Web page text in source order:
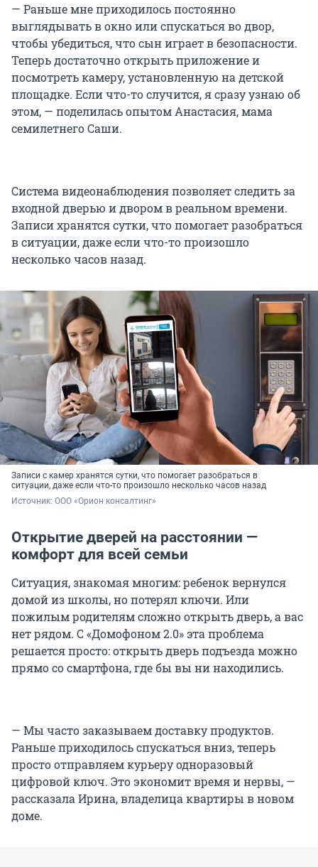
— Раньше мне приходилось постоянно
выглядывать в окно или спускаться во двор,
чтобы убедиться, что сын играет в безопасности.
Теперь достаточно открыть приложение и
посмотреть камеру, установленную на детской
площадке. Если что-то случится, я сразу узнаю об
этом, — поделилась опытом Анастасия, мама
семилетнего Саши.
Система видеонаблюдения позволяет следить за
входной дверью и двором в реальном времени.
Записи хранятся сутки, что помогает разобраться
в ситуации, даже если что-то произошло
несколько часов назад.
Записи с камер хранятся сутки, что помогает разобраться в
ситуации, даже если что-то произошло несколько часов назад
Источник: ООО «Орион консалтинг»
Открытие дверей на расстоянии —
комфорт для всей семьи
Ситуация, знакомая многим: ребенок вернулся
домой из школы, но потерял ключи. Или
пожилым родителям сложно открыть дверь, а вас
нет рядом. С «Домофоном 2.0» эта проблема
решается просто: открыть дверь подъезда можно
прямо со смартфона, где бы вы ни находились.
— Мы часто заказываем доставку продуктов.
Раньше приходилось спускаться вниз, теперь
просто отправляем курьеру одноразовый
цифровой ключ. Это экономит время и нервы, —
рассказала Ирина, владелица квартиры в новом
доме.